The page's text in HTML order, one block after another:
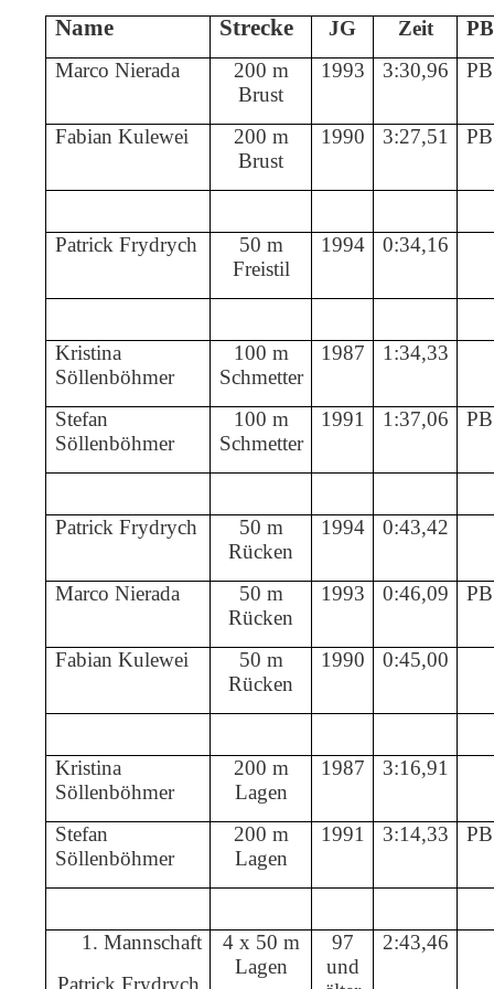
Name Strecke JG Zeit
PB
Marco Nierada
200 m
Brust
1993 3:30,96 PB
Fabian Kulewei
200 m
Brust
1990 3:27,51 PB
Patrick Frydrych
50 m
Freistil
1994 0:34,16
Kristina
Söllenböhmer
100 m
Schmetter
1987 1:34,33
Stefan
Söllenböhmer
100 m
Schmetter
1991 1:37,06 PB
Patrick Frydrych
50 m
Rücken
1994 0:43,42
Marco Nierada
50 m
Rücken
1993 0:46,09 PB
Fabian Kulewei
50 m
Rücken
1990 0:45,00
Kristina
Söllenböhmer
200 m
Lagen
1987 3:16,91
Stefan
Söllenböhmer
200 m
Lagen
1991 3:14,33 PB
1. Mannschaft
Patrick Frydrych
4 x 50 m
Lagen
97
und
2:43,46